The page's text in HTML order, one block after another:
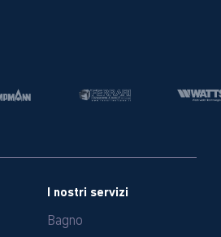
I nostri servizi
Bagno